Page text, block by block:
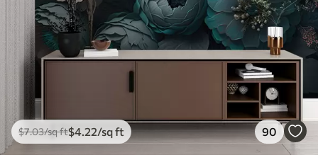
$7.03/sq ft$4 .22/sq ft 90